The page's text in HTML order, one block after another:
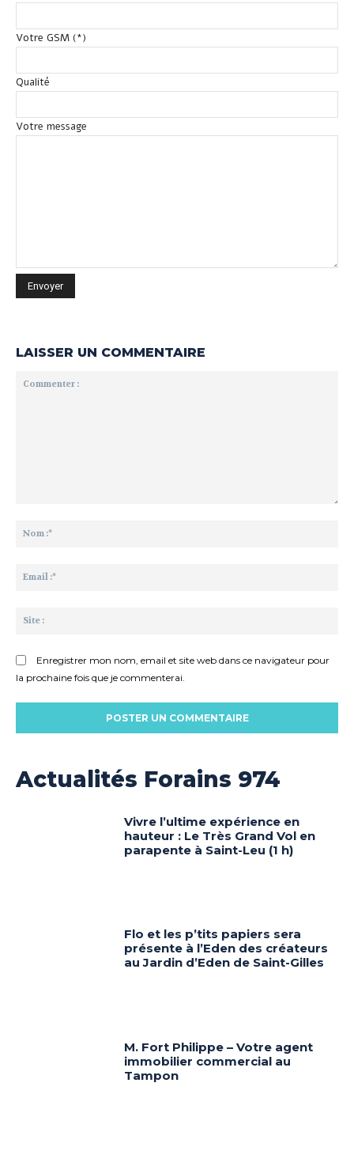
Votre GSM (*)
Qualité
Votre message
LAISSER UN COMMENTAIRE
Enregistrer mon nom, email et site web dans ce navigateur pour
la prochaine fois que je commenterai.
Actualités Forains 974
Vivre l’ultime expérience en
hauteur : Le Très Grand Vol en
parapente à Saint-Leu (1 h)
Flo et les p’tits papiers sera
présente à l’Eden des créateurs
au Jardin d’Eden de Saint-Gilles
M. Fort Philippe – Votre agent
immobilier commercial au
Tampon